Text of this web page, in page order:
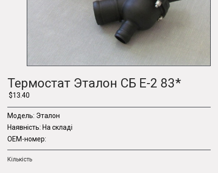
Термостат Эталон СБ Е-2 83*
$13.40
Модель: Эталон
Наявність: На складі
OEM-номер:
Кількість